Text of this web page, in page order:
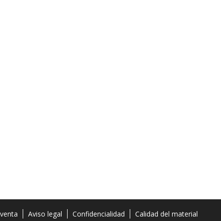
Aviso legal Confidencialidad Calidad del material